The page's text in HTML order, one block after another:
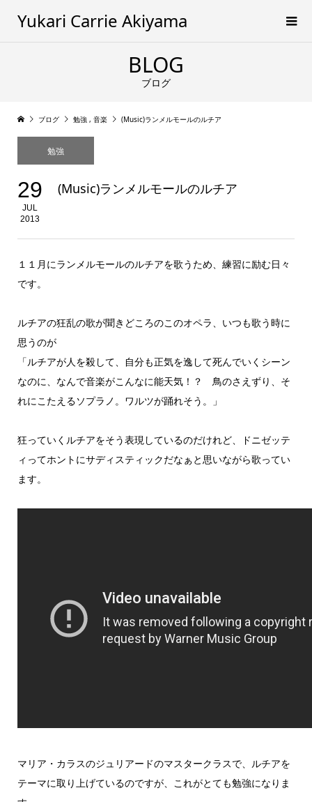
Yukari Carrie Akiyama
BLOG
ブログ
ブログ 勉強 , 音楽 (Music)ランメルモールのルチア
勉強
29
JUL
2013
(Music)ランメルモールのルチア
１１月にランメルモールのルチアを歌うため、練習に励む日々
です。
ルチアの狂乱の歌が聞きどころのこのオペラ、いつも歌う時に
思うのが
「ルチアが人を殺して、自分も正気を逸して死んでいくシーン
なのに、なんで音楽がこんなに能天気！？ 鳥のさえずり、そ
れにこたえるソプラノ。ワルツが踊れそう。」
狂っていくルチアをそう表現しているのだけれど、ドニゼッテ
ィってホントにサディスティックだなぁと思いながら歌ってい
ます。
マリア・カラスのジュリアードのマスタークラスで、ルチアを
テーマに取り上げているのですが、これがとても勉強になりま